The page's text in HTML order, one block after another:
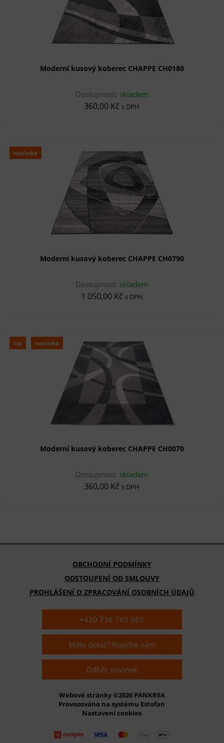
Moderní kusový koberec CHAPPE CH0180
Dostupnost: skladem
360,00 Kč s DPH
novinka
Moderní kusový koberec CHAPPE CH0790
Dostupnost: skladem
1 050,00 Kč s DPH
tip novinka
Moderní kusový koberec CHAPPE CH0070
Dostupnost: skladem
360,00 Kč s DPH
OBCHODNÍ PODMÍNKY
ODSTOUPENÍ OD SMLOUVY
PROHLÁŠENÍ O ZPRACOVÁNÍ OSOBNÍCH ÚDAJŮ
+420 736 765 065
Máte dotaz? Napište nám
Odběr novinek
Webové stránky ©2026 PANKREA
Provozováno na systému Estofan
Nastavení cookies